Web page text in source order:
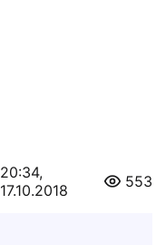
20:34,
17.10.2018
553